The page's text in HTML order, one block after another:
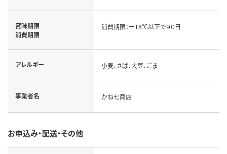
賞味期限
消費期限
消費期限：ー18℃以下で９０日
アレルギー 小麦、さば、大豆、ごま
事業者名 かね七商店
お申込み・配送・その他